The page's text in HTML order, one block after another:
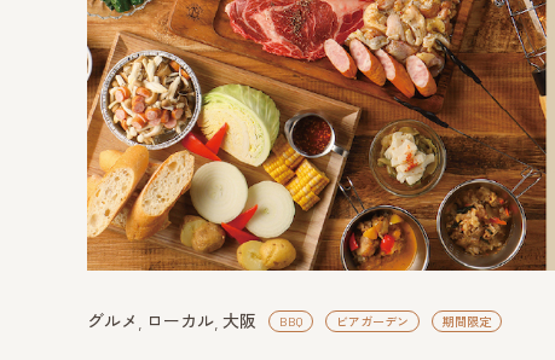
グルメ ローカル 大阪 BBQ ビアガーデン 期間限定